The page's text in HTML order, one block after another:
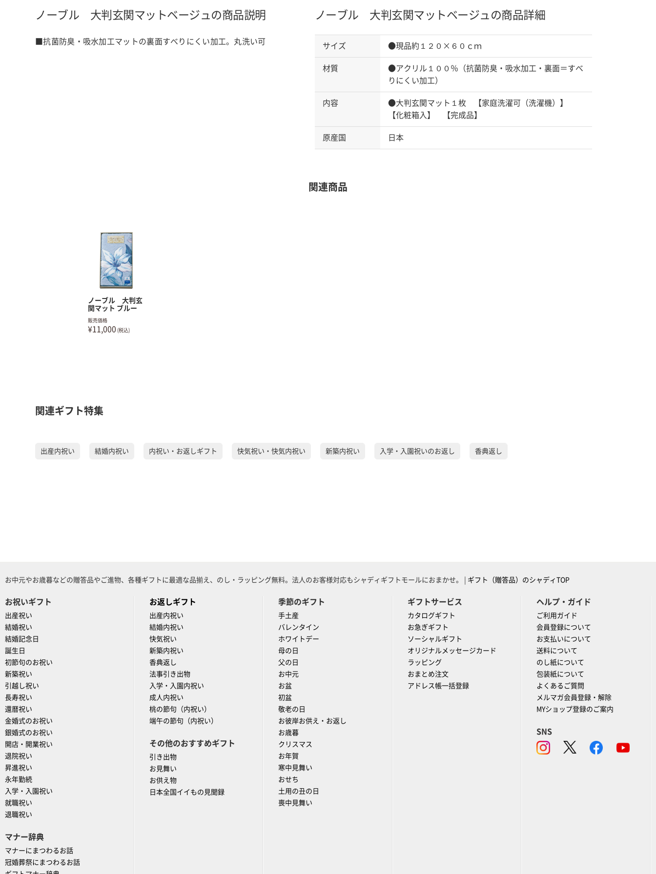
ノーブル 大判玄関マットベージュの商品説明
■抗菌防臭・吸水加工マットの裏面すべりにくい加工。丸洗い可
ノーブル 大判玄関マットベージュの商品詳細
サイズ ●現品約１２０×６０ｃｍ
材質
●アクリル１００％（抗菌防臭・吸水加工・裏面＝すべ
りにくい加工）
内容
●大判玄関マット１枚 【家庭洗濯可（洗濯機）】
【化粧箱入】 【完成品】
原産国 日本
関連商品
ノーブル 大判玄
関マット ブルー
販売価格
¥11,000 (税込)
関連ギフト特集
出産内祝い 結婚内祝い 内祝い・お返しギフト 快気祝い・快気内祝い 新築内祝い 入学・入園祝いのお返し 香典返し
お中元やお歳暮などの贈答品やご進物、各種ギフトに最適な品揃え、のし・ラッピング無料。法人のお客様対応もシャディギフトモールにおまかせ。 | ギフト（贈答品）のシャディTOP
お祝いギフト
出産祝い
結婚祝い
結婚記念日
誕生日
初節句のお祝い
新築祝い
引越し祝い
長寿祝い
還暦祝い
金婚式のお祝い
銀婚式のお祝い
開店・開業祝い
退院祝い
昇進祝い
永年勤続
入学・入園祝い
就職祝い
退職祝い
マナー辞典
マナーにまつわるお話
冠婚葬祭にまつわるお話
お返しギフト
出産内祝い
結婚内祝い
快気祝い
新築内祝い
香典返し
法事引き出物
入学・入園内祝い
成人内祝い
桃の節句（内祝い）
端午の節句（内祝い）
その他のおすすめギフト
引き出物
お見舞い
お供え物
日本全国イイもの見聞録
季節のギフト
手土産
バレンタイン
ホワイトデー
母の日
父の日
お中元
お盆
初盆
敬老の日
お彼岸お供え・お返し
お歳暮
クリスマス
お年賀
寒中見舞い
おせち
土用の丑の日
喪中見舞い
ギフトサービス
カタログギフト
お急ぎギフト
ソーシャルギフト
オリジナルメッセージカード
ラッピング
おまとめ注文
アドレス帳一括登録
ヘルプ・ガイド
ご利用ガイド
会員登録について
お支払いについて
送料について
のし紙について
包装紙について
よくあるご質問
メルマガ会員登録・解除
MYショップ登録のご案内
SNS